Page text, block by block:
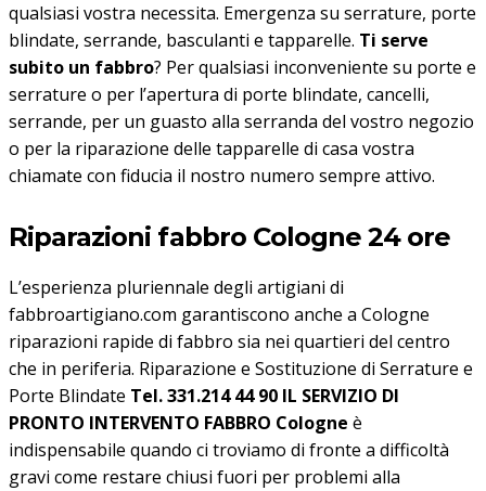
qualsiasi vostra necessita. Emergenza su serrature, porte
blindate, serrande, basculanti e tapparelle. Ti serve
subito un fabbro? Per qualsiasi inconveniente su porte e
serrature o per l’apertura di porte blindate, cancelli,
serrande, per un guasto alla serranda del vostro negozio
o per la riparazione delle tapparelle di casa vostra
chiamate con fiducia il nostro numero sempre attivo.
Riparazioni fabbro Cologne 24 ore
L’esperienza pluriennale degli artigiani di
fabbroartigiano.com garantiscono anche a Cologne
riparazioni rapide di fabbro sia nei quartieri del centro
che in periferia. Riparazione e Sostituzione di Serrature e
Porte Blindate Tel. 331.214 44 90 IL SERVIZIO DI
PRONTO INTERVENTO FABBRO Cologne è
indispensabile quando ci troviamo di fronte a difficoltà
gravi come restare chiusi fuori per problemi alla